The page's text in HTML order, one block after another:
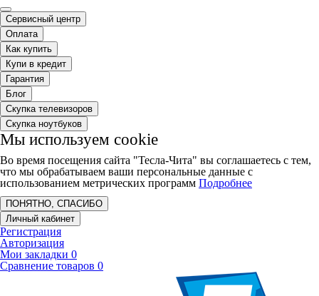
Сервисный центр
Оплата
Как купить
Купи в кредит
Гарантия
Блог
Скупка телевизоров
Скупка ноутбуков
Мы используем cookie
Во время посещения сайта "Тесла-Чита" вы соглашаетесь с тем,
что мы обрабатываем ваши персональные данные с
использованием метрических программ Подробнее
ПОНЯТНО, СПАСИБО
Личный кабинет
Регистрация
Авторизация
Мои закладки 0
Сравнение товаров 0